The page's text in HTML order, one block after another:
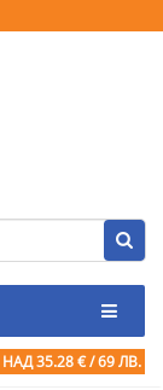
НАД 35.28 € / 69 ЛВ.